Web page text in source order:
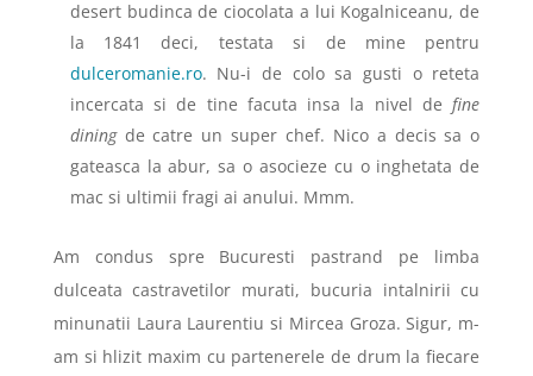
desert budinca de ciocolata a lui Kogalniceanu, de
la 1841 deci, testata si de mine pentru
dulceromanie.ro. Nu-i de colo sa gusti o reteta
incercata si de tine facuta insa la nivel define
diningde catre un super chef. Nico a decis sa o
gateasca la abur, sa o asocieze cu o inghetata de
mac si ultimii fragi ai anului. Mmm.
Am condus spre Bucuresti pastrand pe limba
dulceata castravetilor murati, bucuria intalnirii cu
minunatii Laura Laurentiu si Mircea Groza. Sigur, m-
am si hlizit maxim cu partenerele de drum la fiecare